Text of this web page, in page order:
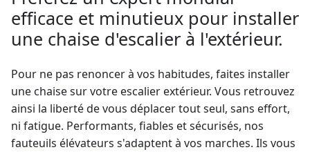
efficace et minutieux pour installer
une chaise d'escalier à l'extérieur.
Pour ne pas renoncer à vos habitudes, faites installer
une chaise sur votre escalier extérieur. Vous retrouvez
ainsi la liberté de vous déplacer tout seul, sans effort,
ni fatigue. Performants, fiables et sécurisés, nos
fauteuils élévateurs s'adaptent à vos marches. Ils vous